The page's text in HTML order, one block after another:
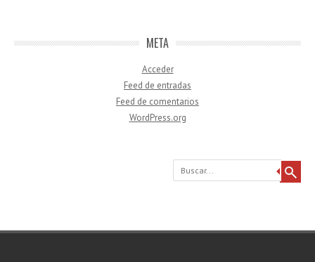
META
Acceder
Feed de entradas
Feed de comentarios
WordPress.org
Buscar